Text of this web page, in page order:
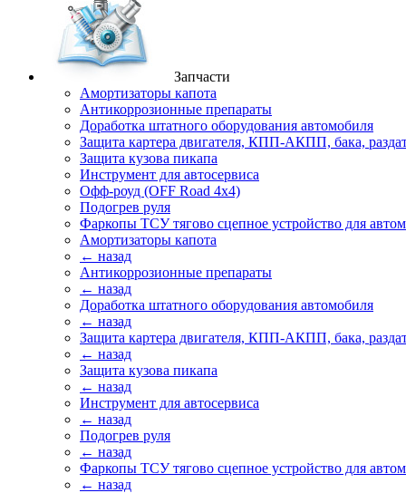
Запчасти
Амортизаторы капота
Антикоррозионные препараты
Доработка штатного оборудования автомобиля
Защита картера двигателя, КПП-АКПП, бака,
Защита кузова пикапа
Инструмент для автосервиса
Офф-роуд (OFF Road 4x4)
Подогрев руля
Фаркопы ТСУ тягово сцепное устройство для
Амортизаторы капота
← назад
Антикоррозионные препараты
← назад
Доработка штатного оборудования автомобиля
← назад
Защита картера двигателя, КПП-АКПП, бака,
← назад
Защита кузова пикапа
← назад
Инструмент для автосервиса
← назад
Подогрев руля
← назад
Фаркопы ТСУ тягово сцепное устройство для
← назад